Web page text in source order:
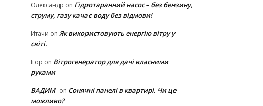
Олександр on Гідротаранний насос – без бензину,
струму, газу качає воду без відмови!
Итачи on Як використовують енергію вітру у
світі.
Ігор on Вітрогенератор для дачі власними
руками
ВАДИМ on Сонячні панелі в квартирі. Чи це
можливо?